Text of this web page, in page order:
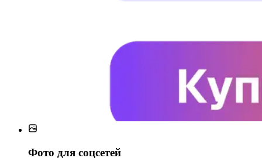
Фото для соцсетей